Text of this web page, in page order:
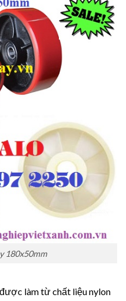
180x50mm
làm từ chất liệu nylon